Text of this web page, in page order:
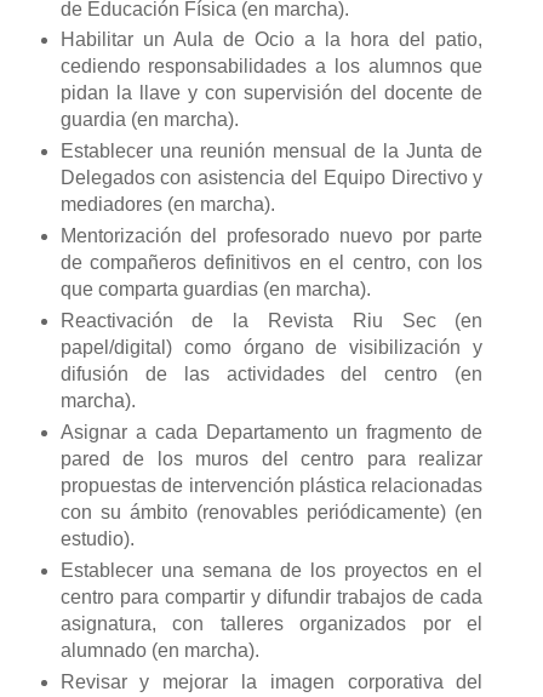
de Educación Física (en marcha).
Habilitar un Aula de Ocio a la hora del patio,
cediendo responsabilidades a los alumnos que
pidan la llave y con supervisión del docente de
guardia (en marcha).
Establecer una reunión mensual de la Junta de
Delegados con asistencia del Equipo Directivo y
mediadores (en marcha).
Mentorización del profesorado nuevo por parte
de compañeros definitivos en el centro, con los
que comparta guardias (en marcha).
Reactivación de la Revista Riu Sec (en
papel/digital) como órgano de visibilización y
difusión de las actividades del centro (en
marcha).
Asignar a cada Departamento un fragmento de
pared de los muros del centro para realizar
propuestas de intervención plástica relacionadas
con su ámbito (renovables periódicamente) (en
estudio).
Establecer una semana de los proyectos en el
centro para compartir y difundir trabajos de cada
asignatura, con talleres organizados por el
alumnado (en marcha).
Revisar y mejorar la imagen corporativa del